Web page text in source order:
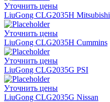
Уточнить цены
LiuGong CLG2035H Mitsubishi
Уточнить цены
LiuGong CLG2035H Cummins
Уточнить цены
LiuGong CLG2035G PSI
Уточнить цены
LiuGong CLG2035G Nissan